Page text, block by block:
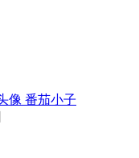
番茄小子